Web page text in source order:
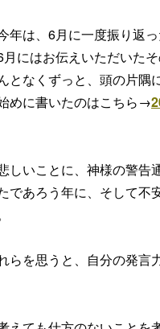
年は、6月に一度振り返
月にはお伝えいただいた
となくずっと、頭の片隅
めに書いたのはこちら→
しいことに、神様の警告
であろう年に、そして不
らを思うと、自分の発言